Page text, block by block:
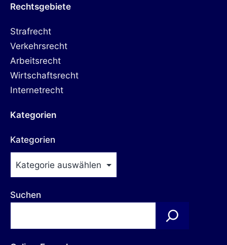
Rechtsgebiete
Strafrecht
Verkehrsrecht
Arbeitsrecht
Wirtschaftsrecht
Internetrecht
Kategorien
Kategorien
Suchen